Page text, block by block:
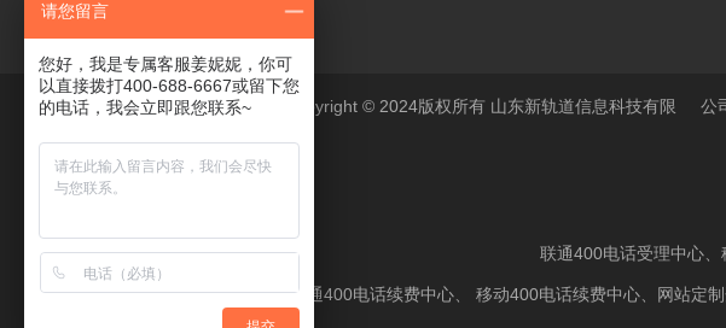
Copyright © 2024版权所有 山东新轨道信息科技有限 公
联通400电话受理中心
联通400电话续费中心 移动400电话续费中心 网站定
请您留言
您好，我是专属客服姜妮妮，你可
以直接拨打400-688-6667或留下您
的电话，我会立即跟您联系~